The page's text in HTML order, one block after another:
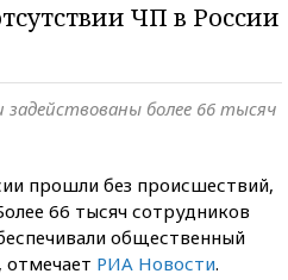
ЧП в России
задействованы более 66 тысяч
прошли без происшествий,
66 тысяч сотрудников
общественный
РИА Новости.